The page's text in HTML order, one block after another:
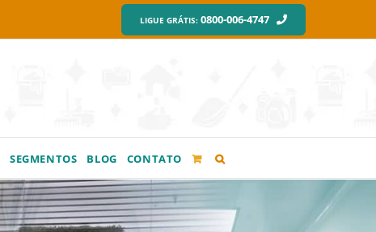
LIGUE GRÁTIS: 0800-006-4747
SEGMENTOS BLOG CONTATO